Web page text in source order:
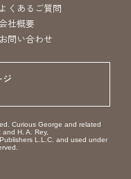
よくあるご質問
社概要
お問い合わせ
ジ
Curious George and related
H. A. Rey,
L.L.C. and used under